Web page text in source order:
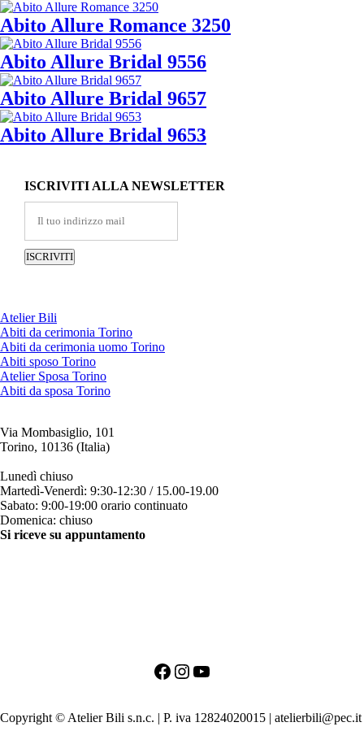
Abito Allure Romance 3250
Abito Allure Bridal 9556
Abito Allure Bridal 9657
Abito Allure Bridal 9653
ISCRIVITI ALLA NEWSLETTER
Atelier Bili
Abiti da cerimonia Torino
Abiti da cerimonia uomo Torino
Abiti sposo Torino
Atelier Sposa Torino
Abiti da sposa Torino
Via Mombasiglio, 101
Torino, 10136 (Italia)
Lunedì chiuso
Martedì-Venerdì: 9:30-12:30 / 15.00-19.00
Sabato: 9:00-19:00 orario continuato
Domenica: chiuso
Si riceve su appuntamento
Facebook
Instagram
YouTube
Copyright © Atelier Bili s.n.c. | P. iva 12824020015 | atelierbili@pec.it